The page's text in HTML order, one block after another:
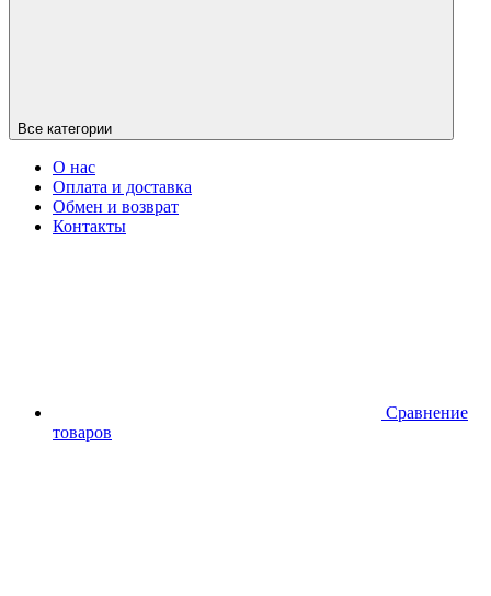
Все категории
О нас
Оплата и доставка
Обмен и возврат
Контакты
Сравнение
товаров